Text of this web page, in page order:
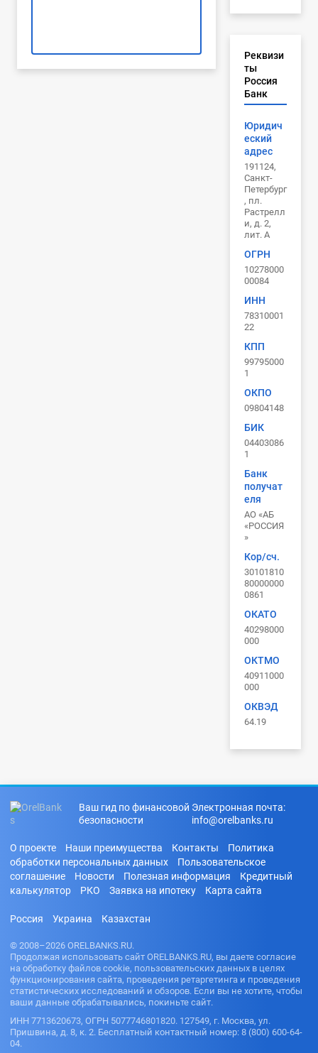
Реквизи
ты
Россия
Банк
Юридич
еский
адрес
191124,
Санкт-
Петербург
, пл.
Растрелл
и, д. 2,
лит. А
ОГРН
10278000
00084
ИНН
78310001
22
КПП
99795000
1
ОКПО
09804148
БИК
04403086
1
Банк
получат
еля
АО «АБ
«РОССИЯ
»
Кор/сч.
30101810
80000000
0861
ОКАТО
40298000
000
ОКТМО
40911000
000
ОКВЭД
64.19
Ваш гид по финансовой
безопасности
Электронная почта:
info@orelbanks.ru
О проекте Наши преимущества Контакты
Политика
обработки персональных данных
Пользовательское
соглашение
Новости Полезная информация
Кредитный
калькулятор
РКО Заявка на ипотеку Карта сайта
Россия Украина Казахстан
© 2008–2026 ORELBANKS.RU.
Продолжая использовать сайт ORELBANKS.RU, вы даете согласие
на обработку файлов cookie, пользовательских данных в целях
функционирования сайта, проведения ретаргетинга и проведения
статистических исследований и обзоров. Если вы не хотите, чтобы
ваши данные обрабатывались, покиньте сайт.
ИНН 7713620673, ОГРН 5077746801820. 127549, г. Москва, ул.
Пришвина, д. 8, к. 2. Бесплатный контактный номер: 8 (800) 600-64-
04.